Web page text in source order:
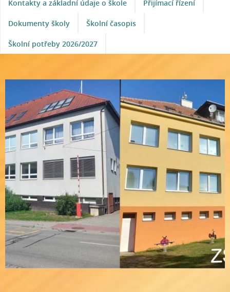
Kontakty a základní údaje o škole Přijímací řízení
Dokumenty školy Školní časopis
Školní potřeby 2026/2027